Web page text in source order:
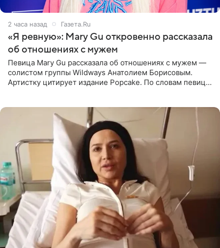
2 часа назад Газета.Ru
«Я ревную»: Mary Gu откровенно рассказала
об отношениях с мужем
Певица Mary Gu рассказала об отношениях с мужем —
солистом группы Wildways Анатолием Борисовым.
Артистку цитирует издание Popcake. По словам певицы,